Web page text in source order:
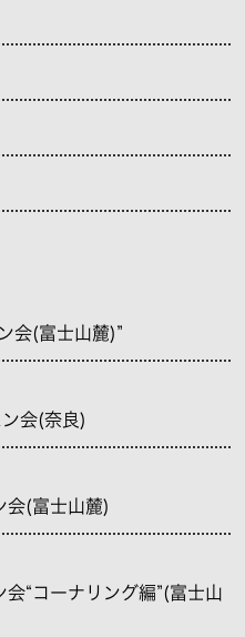
会(富士山麓)”
会(奈良)
会(富士山麓)
“コーナリング編”(富士山